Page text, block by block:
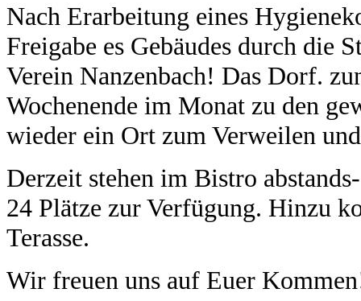
Nach Erarbeitung eines
Freigabe es Gebäudes durch die
Verein Nanzenbach! Das Dorf.
Wochenende im Monat zu den
wieder ein Ort zum Verweilen
Derzeit stehen im Bistro
24 Plätze zur Verfügung. Hinzu
Terasse.
Wir freuen uns auf Euer